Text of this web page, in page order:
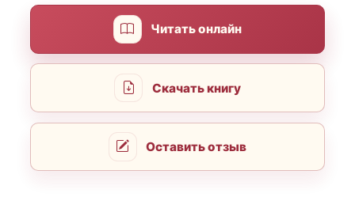
Читать онлайн
Скачать книгу
Оставить отзыв